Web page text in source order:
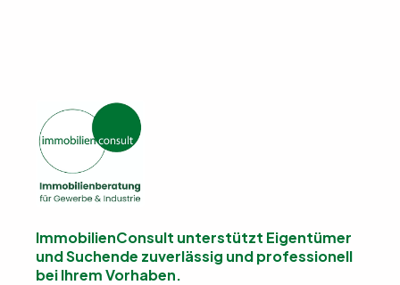
ImmobilienConsult unterstützt Eigentümer
und Suchende zuverlässig und professionell
bei Ihrem Vorhaben.